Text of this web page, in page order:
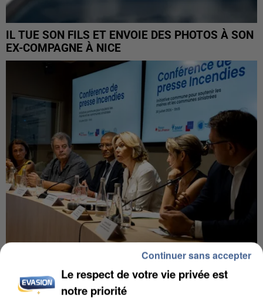
IL TUE SON FILS ET ENVOIE DES PHOTOS À SON
EX-COMPAGNE À NICE
INCENDIES : L’ÎLE-DE-FRANCE LANCE UN ÉLAN
DE SOLIDARITÉ AVEC LES...
Le respect de votre vie privée est
notre priorité
Continuer sans accepter